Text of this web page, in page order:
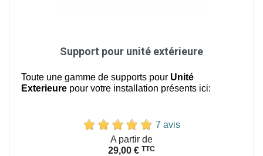
Support pour unité extérieure
Toute une gamme de supports pour Unité
Exterieure pour votre installation présents ici:
7 avis
A partir de
29,00 € TTC